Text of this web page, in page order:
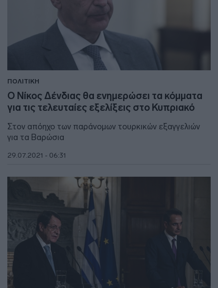
ΠΟΛΙΤΙΚΗ
Ο Νίκος Δένδιας θα ενημερώσει τα κόμματα
για τις τελευταίες εξελίξεις στο Κυπριακό
Στον απόηχο των παράνομων τουρκικών εξαγγελιών
για τα Βαρώσια
29.07.2021 - 06:31